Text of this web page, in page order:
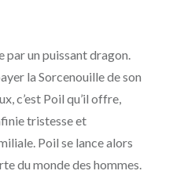
par un puissant dragon.
la Sorcenouille de son
c’est Poil qu’il offre,
tristesse et
Poil se lance alors
du monde des hommes.